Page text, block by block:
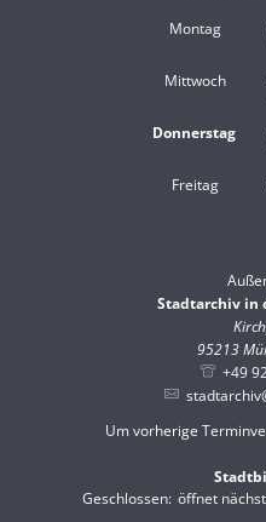
Montag
Mittwoch
Donnerstag
Freitag
Stadtarchiv in
95213
+49
Um vorherige
Klicken, um weitere
Geschlossen: öffnet